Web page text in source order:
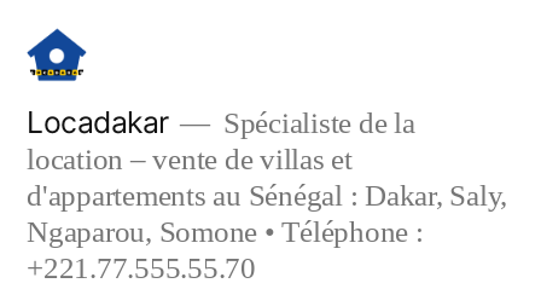
contenu
Locadakar
Spécialiste de la
location – vente de villas et
d'appartements au Sénégal : Dakar, Saly,
Ngaparou, Somone • Téléphone :
+221.77.555.55.70